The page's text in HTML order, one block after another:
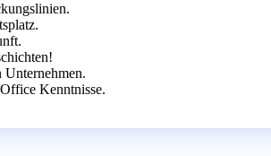
Unternehmen.
Kenntnisse.